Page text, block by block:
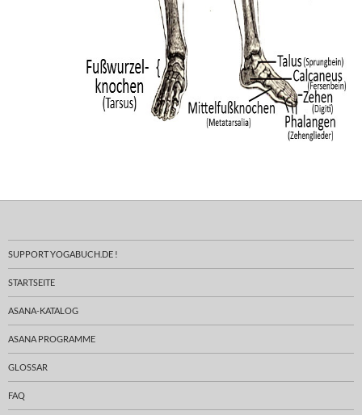
SUPPORT YOGABUCH.DE !
STARTSEITE
ASANA-KATALOG
ASANA PROGRAMME
GLOSSAR
FAQ